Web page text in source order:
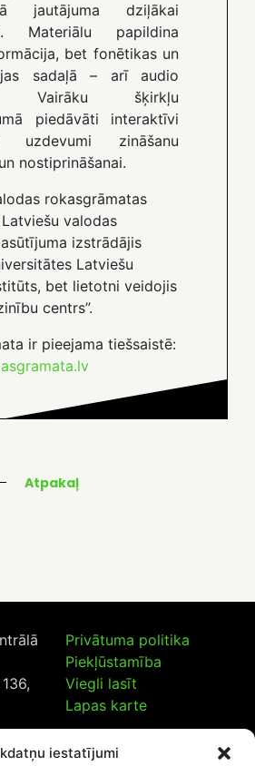
iestatījumi
jautājuma dziļākai
Materiālu papildina
bet fonētikas un
sadaļā – arī audio
Vairāku šķirkļu
piedāvāti interaktīvi
zināšanu
nostiprināšanai.
rokasgrāmatas
valodas
izstrādājis
Latviešu
bet lietotni veidojis
centrs”.
ir pieejama tiešsaistē:
Atpakaļ
Privātuma politika
Piekļūstamība
Viegli lasīt
Lapas karte